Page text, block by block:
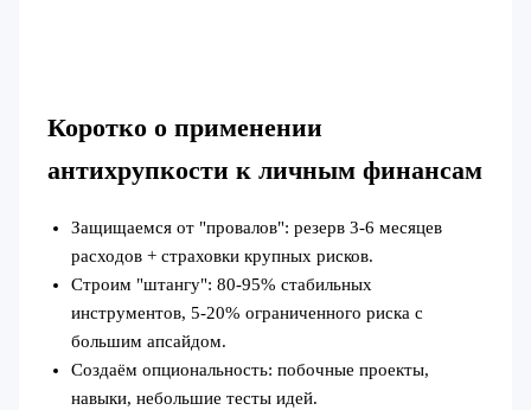
Коротко о применении
антихрупкости к личным финансам
Защищаемся от "провалов": резерв 3-6 месяцев
расходов + страховки крупных рисков.
Строим "штангу": 80-95% стабильных
инструментов, 5-20% ограниченного риска с
большим апсайдом.
Создаём опциональность: побочные проекты,
навыки, небольшие тесты идей.